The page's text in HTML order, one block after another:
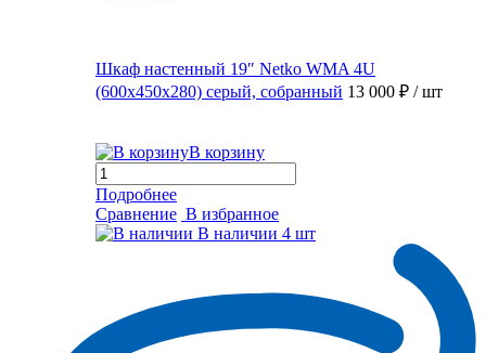
Шкаф настенный 19″ Netko WMA 4U
(600x450x280) серый, собранный 13 000 ₽ / шт
В корзину
Подробнее
Сравнение В избранное
В наличии 4 шт